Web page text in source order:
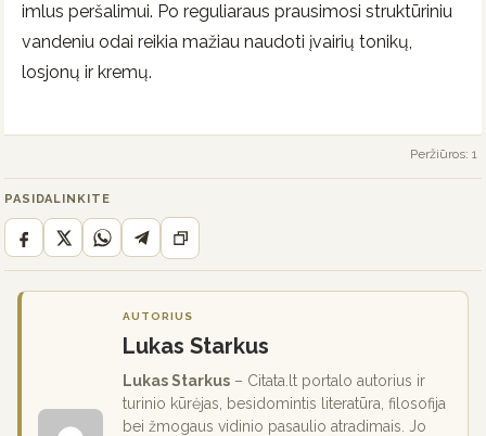
imlus peršalimui. Po reguliaraus prausimosi struktūriniu
vandeniu odai reikia mažiau naudoti įvairių tonikų,
losjonų ir kremų.
Peržiūros: 1
PASIDALINKITE
AUTORIUS
Lukas Starkus
Lukas Starkus – Citata.lt portalo autorius ir
turinio kūrėjas, besidomintis literatūra, filosofija
bei žmogaus vidinio pasaulio atradimais. Jo